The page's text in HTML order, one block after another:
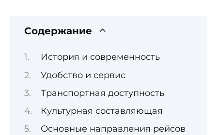
Содержание
История и современность
Удобство и сервис
Транспортная доступность
Культурная составляющая
Основные направления рейсов